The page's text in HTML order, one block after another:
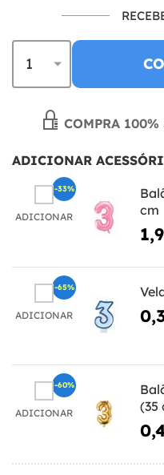
COMPRA
ADICIONAR
ADICIONAR
cm
-33%
ADICIONAR
-65%
ADICIONAR
(35
-60%